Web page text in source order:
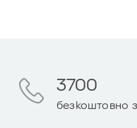
3700
безкоштовно